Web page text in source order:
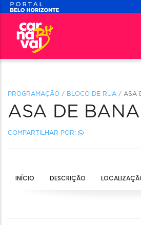
PROGRAMAÇÃO / BLOCO DE RUA / ASA
ASA DE
COMPARTILHAR POR:
INÍCIO DESCRIÇÃO